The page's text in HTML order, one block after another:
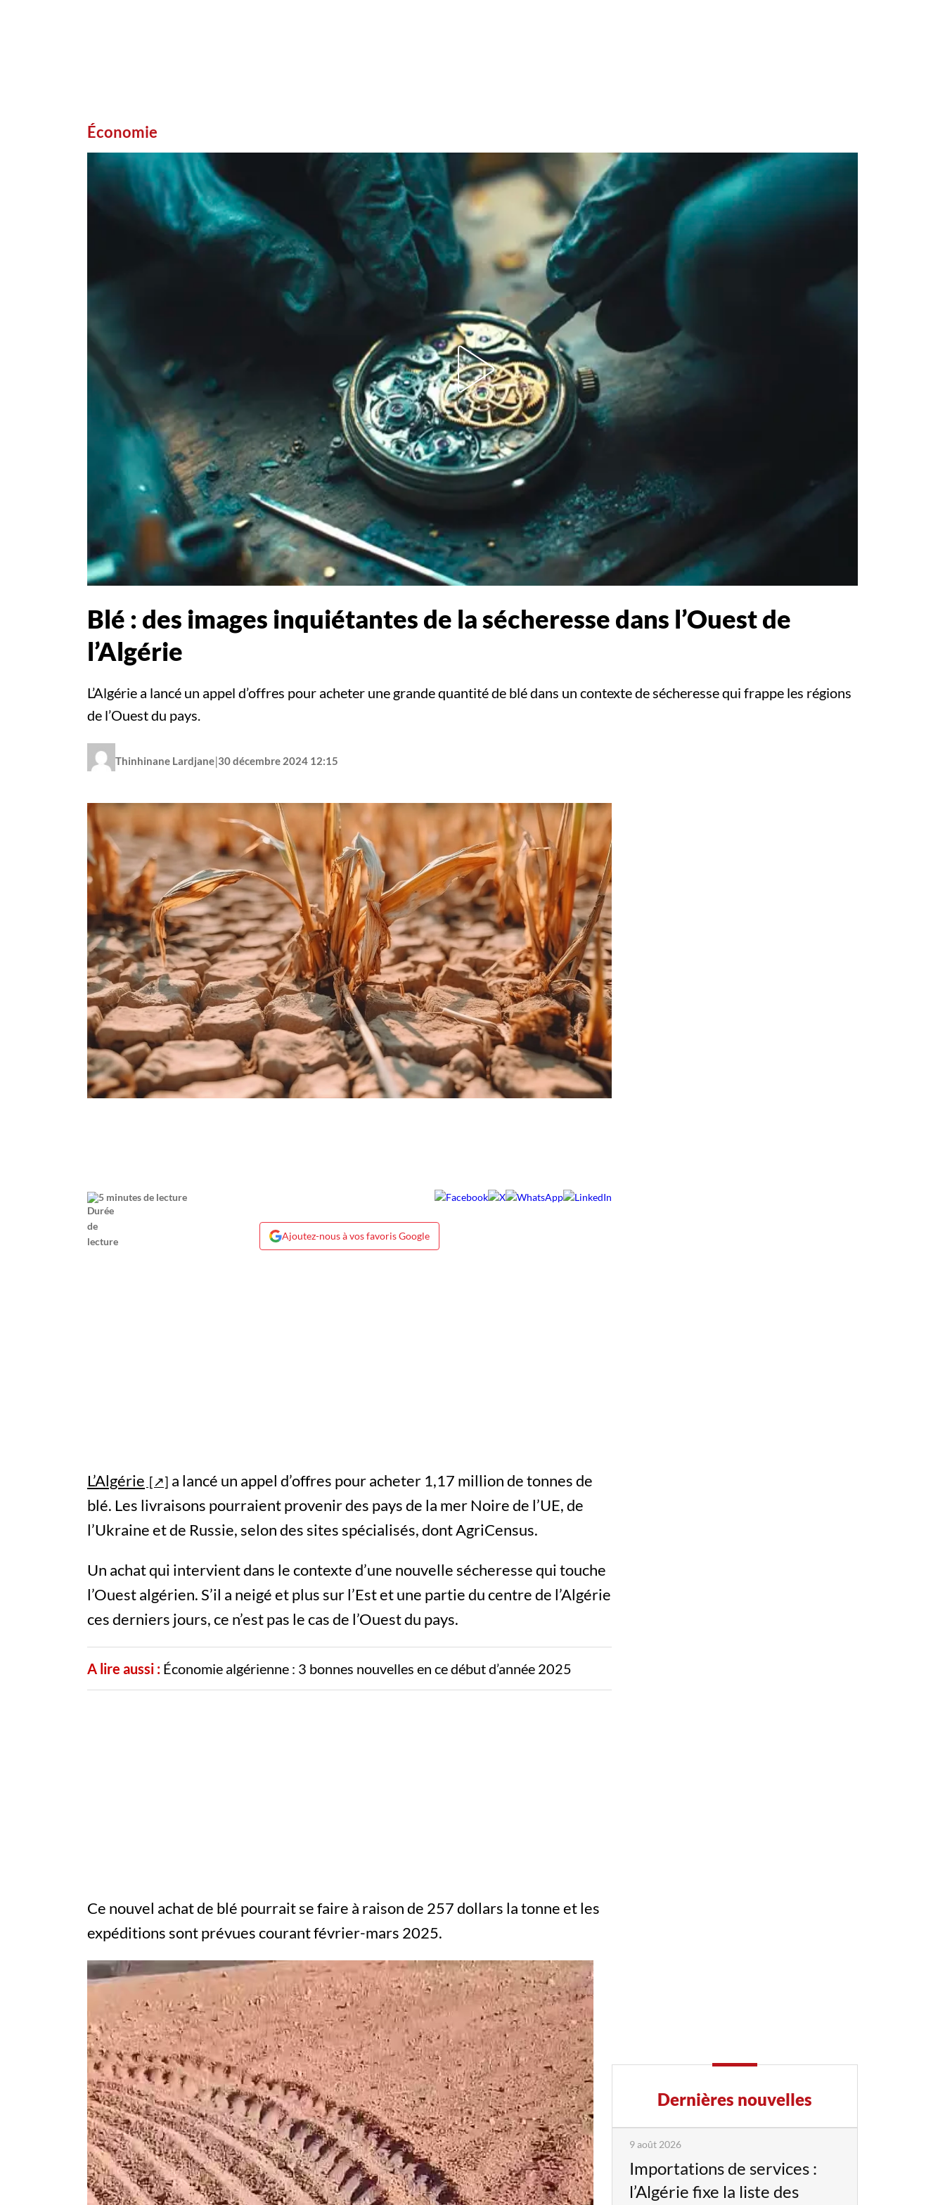
Économie
Blé : des images inquiétantes de la sécheresse dans l’Ouest de
l’Algérie
L’Algérie a lancé un appel d’offres pour acheter une grande quantité de blé dans un contexte de sécheresse qui frappe les régions
de l’Ouest du pays.
Thinhinane Lardjane|30 décembre 2024 12:15
5 minutes de lecture
Ajoutez-nous à vos favoris Google
L’Algérie
a lancé un appel d’offres pour acheter 1,17 million de tonnes de
blé. Les livraisons pourraient provenir des pays de la mer Noire de l’UE, de
l’Ukraine et de Russie, selon des sites spécialisés, dont AgriCensus.
Un achat qui intervient dans le contexte d’une nouvelle sécheresse qui touche
l’Ouest algérien. S’il a neigé et plus sur l’Est et une partie du centre de l’Algérie
ces derniers jours, ce n’est pas le cas de l’Ouest du pays.
A lire aussi : Économie algérienne : 3 bonnes nouvelles en ce début d’année 2025
Ce nouvel achat de blé pourrait se faire à raison de 257 dollars la tonne et les
expéditions sont prévues courant février-mars 2025.
Lecteur
Dernières nouvelles
9 août 2026
Importations de services :
l’Algérie fixe la liste des